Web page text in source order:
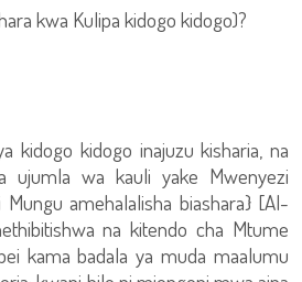
kwa Kulipa kidogo kidogo)?
kidogo kidogo inajuzu kisharia, na
ujumla wa kauli yake Mwenyezi
amehalalisha biashara} [Al-
na kitendo cha Mtume
kama badala ya muda maalumu